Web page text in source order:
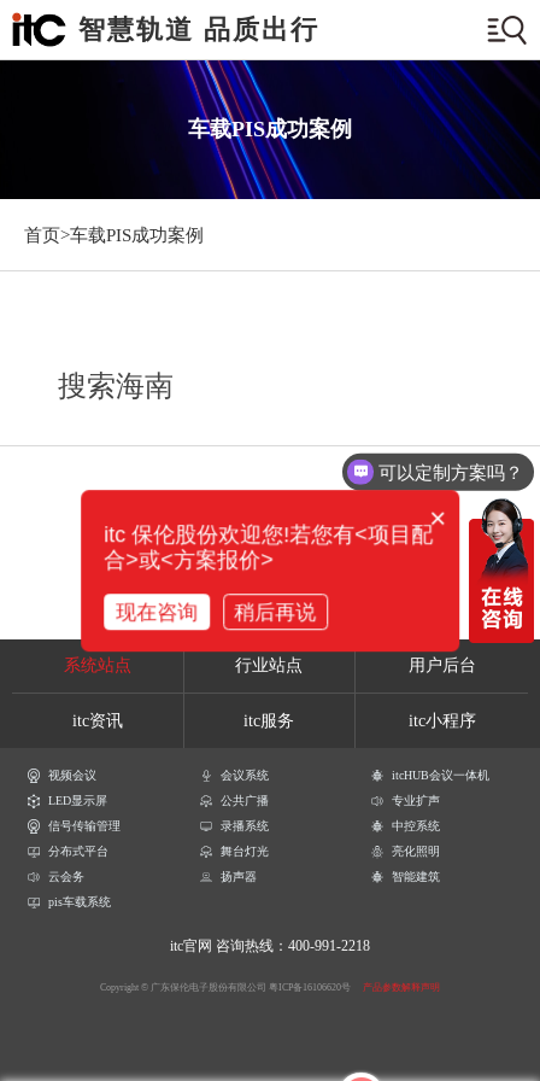
智慧轨道 品质出行
车载PIS成功案例
首页>车载PIS成功案例
搜索海南
系统站点 行业站点 用户后台
itc资讯 itc服务 itc小程序
视频会议 会议系统
itcHUB会议一体机
LED显示屏
公共广播
专业扩声
信号传输管理
录播系统
中控系统
分布式平台
舞台灯光
亮化照明
云会务
扬声器
智能建筑
pis车载系统
itc官网 咨询热线：400-991-2218
Copyright © 广东保伦电子股份有限公司 粤ICP备16106620号 产品参数解释声明
可以定制方案吗？
×
itc 保伦股份欢迎您!若您有<项目配
合>或<方案报价>
现在咨询 稍后再说